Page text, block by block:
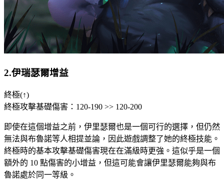
2.伊瑞瑟爾增益
終極(↑)
終極攻擊基礎傷害：120-190 >> 120-200
即使在這個增益之前，伊里瑟爾也是一個可行的選擇，但仍然
無法與布魯諾等人相提並論，因此遊戲調整了她的終極技能。
終極時的基本攻擊基礎傷害現在在滿級時更強。這似乎是一個
額外的 10 點傷害的小增益，但這可能會讓伊里瑟爾能夠與布
魯諾處於同一等級。